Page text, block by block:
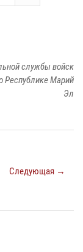
службы войск
Республике Марий
Эл
Следующая →